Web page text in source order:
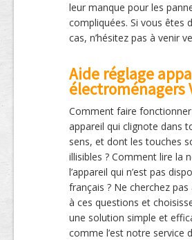
leur manque pour les
compliquées. Si vous êtes
cas, n’hésitez pas à venir
Aide réglage
électroménagers
Comment faire
appareil qui clignote dans
sens, et dont les touches
illisibles ? Comment lire la
l’appareil qui n’est pas
français ? Ne cherchez
à ces questions et
une solution simple et
comme l’est notre service